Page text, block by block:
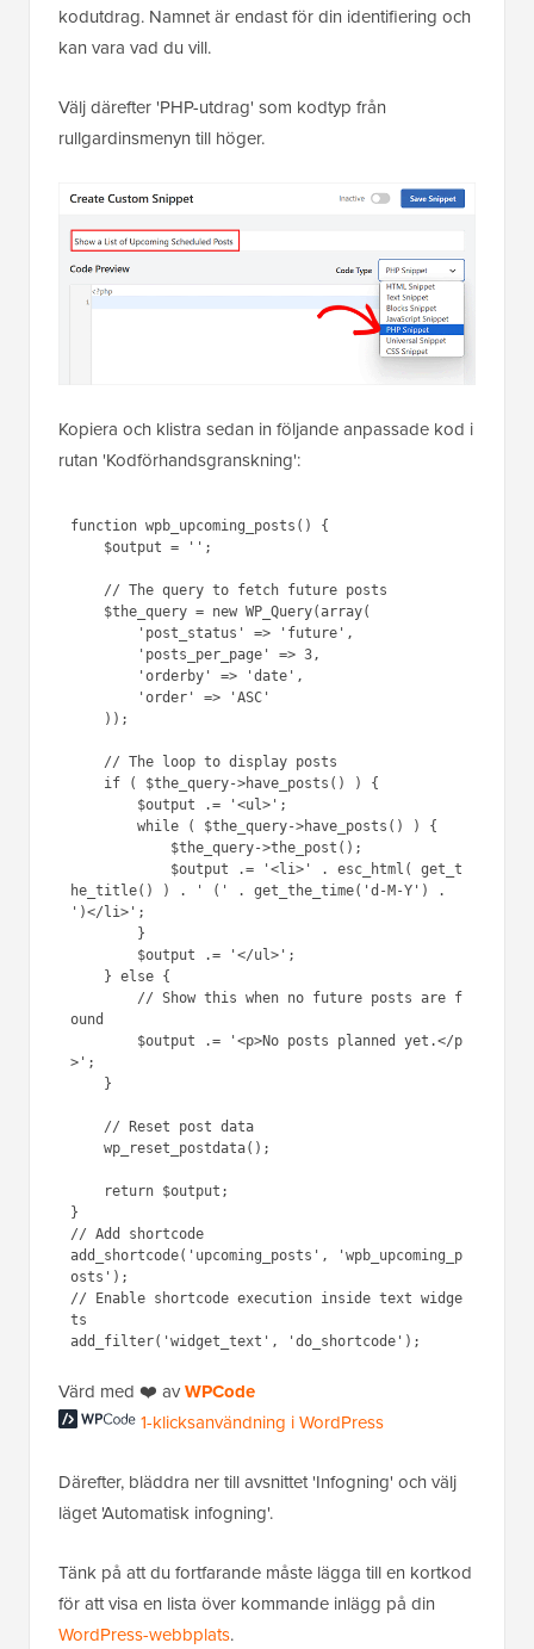
kodutdrag. Namnet är endast för din identifiering och
kan vara vad du vill.
Välj därefter 'PHP-utdrag' som kodtyp från
rullgardinsmenyn till höger.
Kopiera och klistra sedan in följande anpassade kod i
rutan 'Kodförhandsgranskning':
function wpb_upcoming_posts() {
he_title() ) . ' (' . get_the_time('d-M-Y') .
')</li>';
ound
>';
}
// Add shortcode
add_shortcode('upcoming_posts', 'wpb_upcoming_p
osts');
// Enable shortcode execution inside text widge
ts
Värd med ❤️ avWPCode
1-klicksanvändning i WordPress
Därefter, bläddra ner till avsnittet 'Infogning' och välj
läget 'Automatisk infogning'.
Tänk på att du fortfarande måste lägga till en kortkod
för att visa en lista över kommande inlägg på din
WordPress-webbplats.